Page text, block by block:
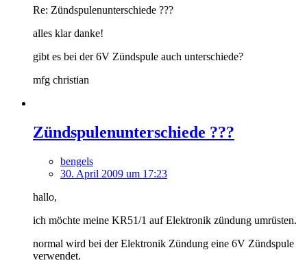
Re: Zündspulenunterschiede ???
alles klar danke!
gibt es bei der 6V Zündspule auch unterschiede?
mfg christian
Zündspulenunterschiede ???
bengels
30. April 2009 um 17:23
hallo,
ich möchte meine KR51/1 auf Elektronik zündung umrüsten.
normal wird bei der Elektronik Zündung eine 6V Zündspule
verwendet.